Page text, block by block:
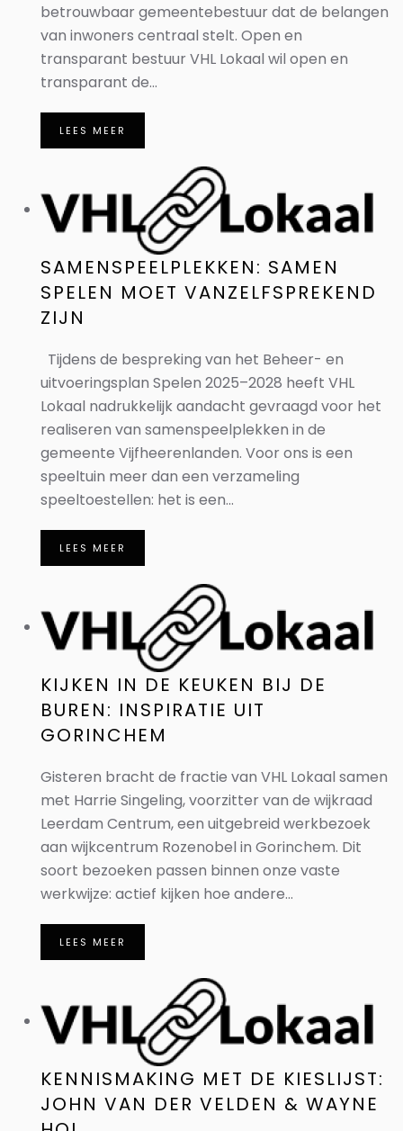
betrouwbaar gemeentebestuur dat de belangen
van inwoners centraal stelt. Open en
transparant bestuur VHL Lokaal wil open en
transparant de...
LEES MEER
SAMENSPEELPLEKKEN: SAMEN
SPELEN MOET VANZELFSPREKEND
ZIJN
Tijdens de bespreking van het Beheer- en
uitvoeringsplan Spelen 2025–2028 heeft VHL
Lokaal nadrukkelijk aandacht gevraagd voor het
realiseren van samenspeelplekken in de
gemeente Vijfheerenlanden. Voor ons is een
speeltuin meer dan een verzameling
speeltoestellen: het is een...
LEES MEER
KIJKEN IN DE KEUKEN BIJ DE
BUREN: INSPIRATIE UIT
GORINCHEM
Gisteren bracht de fractie van VHL Lokaal samen
met Harrie Singeling, voorzitter van de wijkraad
Leerdam Centrum, een uitgebreid werkbezoek
aan wijkcentrum Rozenobel in Gorinchem. Dit
soort bezoeken passen binnen onze vaste
werkwijze: actief kijken hoe andere...
LEES MEER
KENNISMAKING MET DE KIESLIJST:
JOHN VAN DER VELDEN & WAYNE